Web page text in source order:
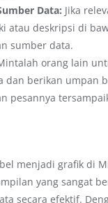
Data: Jika
atau deskripsi di
sumber data.
orang lain
dan berikan umpan
pesannya
menjadi grafik di
yang sangat
secara efektif.